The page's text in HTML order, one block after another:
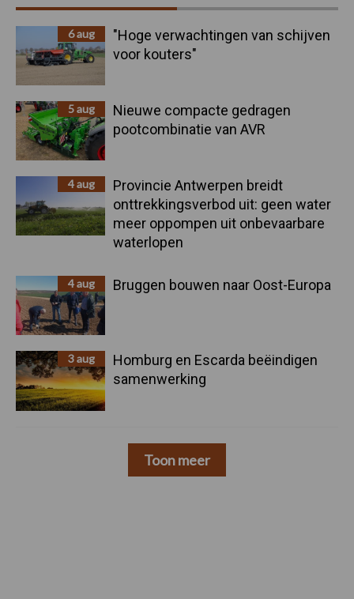
Sidebar
6 aug
"Hoge verwachtingen van schijven
voor kouters"
5 aug
Nieuwe compacte gedragen
pootcombinatie van AVR
4 aug
Provincie Antwerpen breidt
onttrekkingsverbod uit: geen water
meer oppompen uit onbevaarbare
waterlopen
4 aug Bruggen bouwen naar Oost-Europa
3 aug
Homburg en Escarda beëindigen
samenwerking
Toon meer